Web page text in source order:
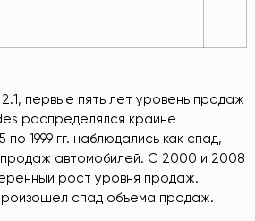
2.1, первые пять лет уровень продаж
распределялся крайне
1999 гг. наблюдались как спад,
продаж автомобилей. С 2000 и 2008
рост уровня продаж.
спад объема продаж.